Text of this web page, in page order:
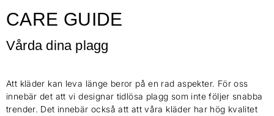
CARE GUIDE
Vårda dina plagg
Att kläder kan leva länge beror på en rad aspekter. För oss
innebär det att vi designar tidlösa plagg som inte följer snabba
trender. Det innebär också att att våra kläder har hög kvalitet